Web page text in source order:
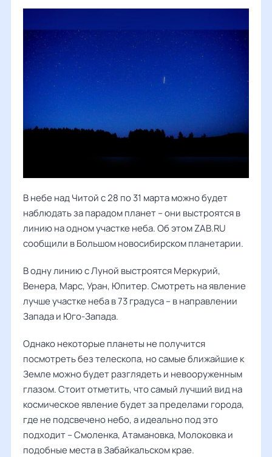
В небе над Читой с 28 по 31 марта можно будет
наблюдать за парадом планет – они выстроятся в
линию на одном участке неба. Об этом ZAB.RU
сообщили в Большом новосибирском планетарии.
В одну линию с Луной выстроятся Меркурий,
Венера, Марс, Уран, Юпитер. Смотреть на явление
лучше участке неба в 73 градуса – в направлении
Запада и Юго-Запада.
Однако некоторые планеты не получится
посмотреть без телескопа, но самые ближайшие к
Земле можно будет разглядеть и невооруженным
глазом. Стоит отметить, что самый лучший вид на
космическое явление будет за пределами города,
где не подсвечено небо, а идеально под это
подходит – Смоленка, Атамановка, Молоковка и
подобные места в Забайкальском крае.